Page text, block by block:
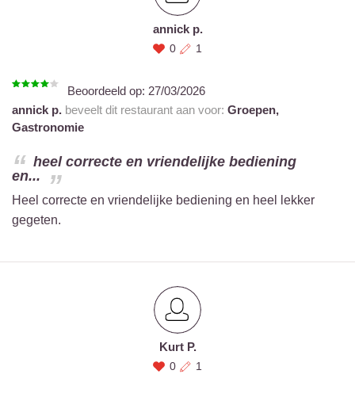
annick p.
0 1
Beoordeeld op: 27/03/2026
annick p. beveelt dit restaurant aan voor: Groepen,
Gastronomie
heel correcte en vriendelijke bediening
en...
Heel correcte en vriendelijke bediening en heel lekker
gegeten.
Kurt P.
0 1